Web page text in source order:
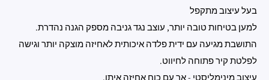
בעל עיצוב מתקפל
למען בטיחות טובה יותר, עוצב נגד גניבה מספק הגנה נהדרת.
התושבת מגיעה עם ידית פלדה איכותית לאחיזה מוצקה יותר וגישה
לפלטת קיר פתוחה לחיווט.
עיצוב מינימליסטי - אך עם כוח אחיזה איתן.